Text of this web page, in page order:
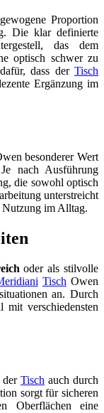
Proportion
Die klar definierte
das dem
optisch schwer zu
dass der Tisch
Ergänzung im
besonderer Wert
nach Ausführung
die sowohl optisch
unterstreicht
Nutzung im Alltag.
oder als stilvolle
Tisch Owen
an. Durch
mit verschiedensten
der Tisch auch durch
sorgt für sicheren
Oberflächen eine